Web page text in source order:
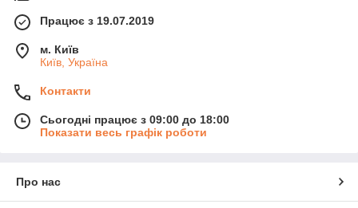
Працює з 19.07.2019
м. Київ
Київ, Україна
Контакти
Сьогодні працює з 09:00 до 18:00
Показати весь графік роботи
Про нас